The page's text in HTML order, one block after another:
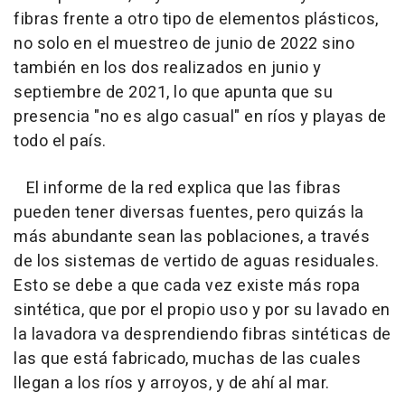
fibras frente a otro tipo de elementos plásticos,
no solo en el muestreo de junio de 2022 sino
también en los dos realizados en junio y
septiembre de 2021, lo que apunta que su
presencia "no es algo casual" en ríos y playas de
todo el país.
El informe de la red explica que las fibras
pueden tener diversas fuentes, pero quizás la
más abundante sean las poblaciones, a través
de los sistemas de vertido de aguas residuales.
Esto se debe a que cada vez existe más ropa
sintética, que por el propio uso y por su lavado en
la lavadora va desprendiendo fibras sintéticas de
las que está fabricado, muchas de las cuales
llegan a los ríos y arroyos, y de ahí al mar.